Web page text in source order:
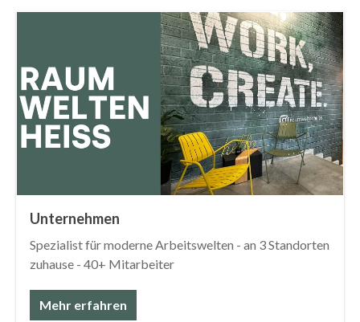
Unternehmen
Spezialist für moderne Arbeitswelten - an 3 Standorten
zuhause - 40+ Mitarbeiter
Mehr erfahren